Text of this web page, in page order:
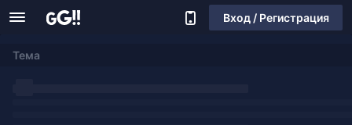
Вход / Регистрация
Тема